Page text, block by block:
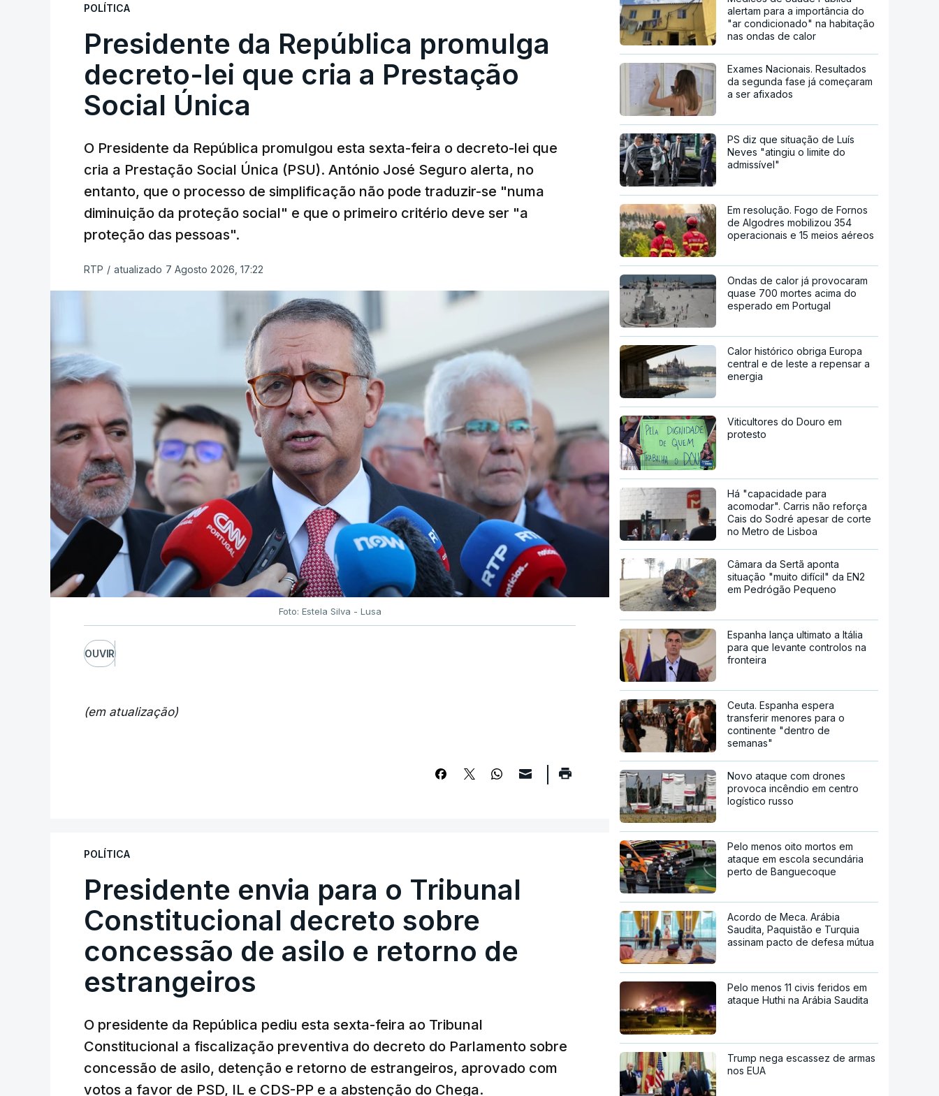
POLÍTICA
Presidente da República promulga
decreto-lei que cria a Prestação
Social Única
O Presidente da República promulgou esta sexta-feira o decreto-lei que
cria a Prestação Social Única (PSU). António José Seguro alerta, no
entanto, que o processo de simplificação não pode traduzir-se "numa
diminuição da proteção social" e que o primeiro critério deve ser "a
proteção das pessoas".
RTP / atualizado 7 Agosto 2026, 17:22
Foto: Estela Silva - Lusa
OUVIR
(em atualização)
POLÍTICA
Presidente envia para o Tribunal
Constitucional decreto sobre
concessão de asilo e retorno de
estrangeiros
O presidente da República pediu esta sexta-feira ao Tribunal
Constitucional a fiscalização preventiva do decreto do Parlamento sobre
concessão de asilo, detenção e retorno de estrangeiros, aprovado com
votos a favor de PSD, IL e CDS-PP e a abstenção do Chega.
alertam para a importância do
"ar condicionado" na habitação
nas ondas de calor
Exames Nacionais. Resultados
da segunda fase já começaram
a ser afixados
PS diz que situação de Luís
Neves "atingiu o limite do
admissível"
Em resolução. Fogo de Fornos
de Algodres mobilizou 354
operacionais e 15 meios aéreos
Ondas de calor já provocaram
quase 700 mortes acima do
esperado em Portugal
Calor histórico obriga Europa
central e de leste a repensar a
energia
Viticultores do Douro em
protesto
Há "capacidade para
acomodar". Carris não reforça
Cais do Sodré apesar de corte
no Metro de Lisboa
Câmara da Sertã aponta
situação "muito difícil" da EN2
em Pedrógão Pequeno
Espanha lança ultimato a Itália
para que levante controlos na
fronteira
Ceuta. Espanha espera
transferir menores para o
continente "dentro de
semanas"
Novo ataque com drones
provoca incêndio em centro
logístico russo
Pelo menos oito mortos em
ataque em escola secundária
perto de Banguecoque
Acordo de Meca. Arábia
Saudita, Paquistão e Turquia
assinam pacto de defesa mútua
Pelo menos 11 civis feridos em
ataque Huthi na Arábia Saudita
Trump nega escassez de armas
nos EUA